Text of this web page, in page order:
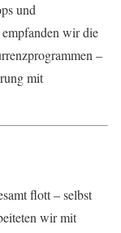
und
wir die
–
mit
flott – selbst
wir mit